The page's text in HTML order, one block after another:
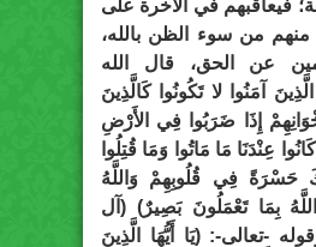
فيعاقبهم في الآخرة على
منهم من سوء الظن بالله،
عن الحق، قال الله
آمَنُوا لا تَكُونُوا كَالَّذِينَ
إِذَا ضَرَبُوا فِي الأَرْضِ
عِنْدَنَا مَا مَاتُوا وَمَا قُتِلُوا
حَسْرَةً فِي قُلُوبِهِمْ وَاللَّهُ
بِمَا تَعْمَلُونَ بَصِيرٌ) (آل
وقوله -تعالى-: (يَا أَيُّهَا الَّذِينَ